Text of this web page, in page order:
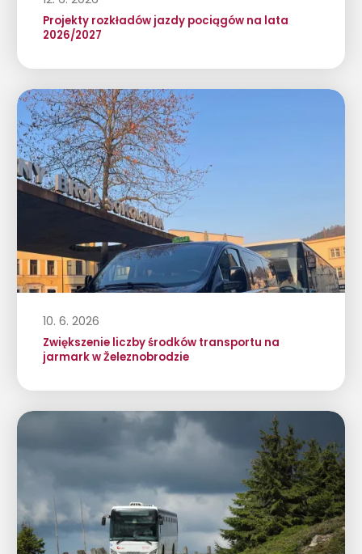
Projekty rozkładów jazdy pociągów na lata
2026/2027
10. 6. 2026
Zwiększenie liczby środków transportu na
jarmark w Železnobrodzie